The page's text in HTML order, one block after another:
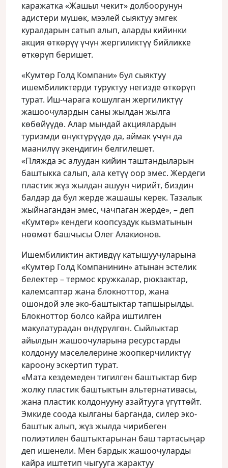
каражатка «Жашыл чекит» долбоорунун
адистери мүшөк, мээлей сыяктуу эмгек
куралдарын сатып алып, аларды кийинки
акция өткөрүү үчүн жергиликтүү бийликке
өткөрүп беришет.
«Кумтөр Голд Компани» бул сыяктуу
ишембиликтерди туруктуу негизде өткөрүп
турат. Иш-чарага кошулган жергиликтүү
жашоочулардын саны жылдан жылга
көбөйүүдө. Алар мындай акциялардын
туризмди өнүктүрүүдө да, аймак үчүн да
маанилүү экендигин белгилешет.
«Пляжда эс алуудан кийин таштандыларын
баштыкка салып, ала кетүү оор эмес. Жердеги
пластик жүз жылдан ашуун чирийт, биздин
балдар да бул жерде жашашы керек. Тазалык
жыйнагандан эмес, чачпаган жерде», – деп
«Кумтөр» кендеги коопсуздук кызматынын
нөөмөт башчысы Олег Алакионов.
Ишембиликтин активдүү катышуучуларына
«Кумтөр Голд Компанинин» атынан эстелик
белектер – термос кружкалар, рюкзактар,
калемсаптар жана блокноттор, жана
ошондой эле эко-баштыктар тапшырылды.
Блокноттор болсо кайра иштилген
макулатурадан өндүрүлгөн. Сыйлыктар
айылдын жашоочуларына ресурстарды
колдонуу маселелерине жоопкерчиликтүү
кароону эскертип турат.
«Мата кездемеден тигилген баштыктар бир
жолку пластик баштыктын альтернативасы,
жана пластик колдонууну азайтууга үгүттөйт.
Эмкиде соода кылганы барганда, силер эко-
баштык алып, жүз жылда чирибеген
полиэтилен баштыктарынан баш тартасыңар
деп ишенели. Мен бардык жашоочуларды
кайра иштетип чыгууга жарактуу